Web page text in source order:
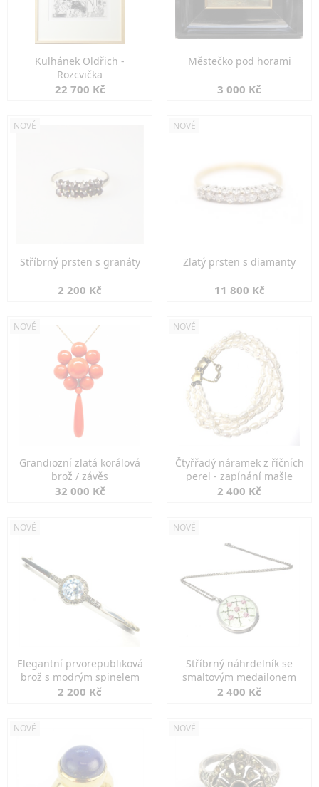
Kulhánek Oldřich -
Rozcvička
22 700 Kč
Městečko pod horami
3 000 Kč
NOVÉ
Stříbrný prsten s granáty
2 200 Kč
NOVÉ
Zlatý prsten s diamanty
11 800 Kč
NOVÉ
Grandiozní zlatá korálová
brož / závěs
32 000 Kč
NOVÉ
Čtyřřadý náramek z říčních
perel - zapínání mašle
2 400 Kč
NOVÉ
Elegantní prvorepubliková
brož s modrým spinelem
2 200 Kč
NOVÉ
Stříbrný náhrdelník se
smaltovým medailonem
2 400 Kč
NOVÉ NOVÉ